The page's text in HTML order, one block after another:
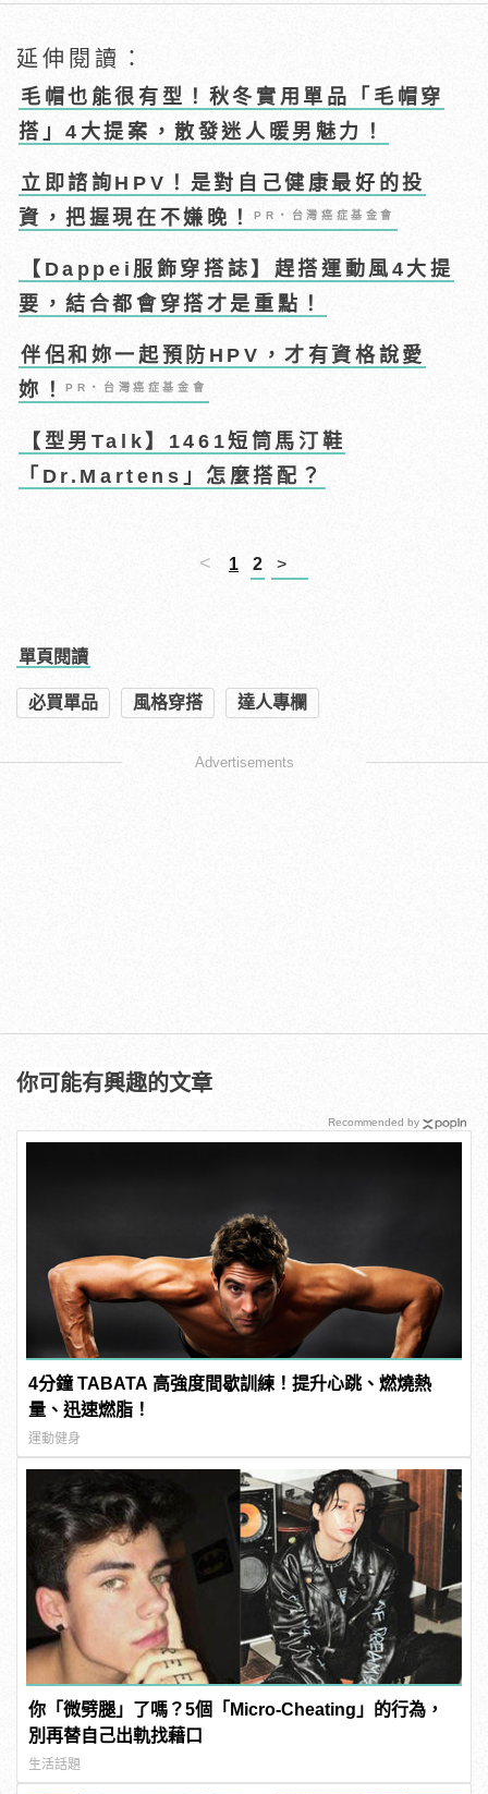
延伸閱讀：
毛帽也能很有型！秋冬實用單品「毛帽穿
搭」4大提案，散發迷人暖男魅力！
立即諮詢HPV！是對自己健康最好的投
資，把握現在不嫌晚！PR・台灣癌症基金會
【Dappei服飾穿搭誌】趕搭運動風4大提
要，結合都會穿搭才是重點！
伴侶和妳一起預防HPV，才有資格說愛
妳！PR・台灣癌症基金會
【型男Talk】1461短筒馬汀鞋
「Dr.Martens」怎麼搭配？
< 1 2 >
單頁閱讀
必買單品 風格穿搭 達人專欄
Advertisements
你可能有興趣的文章
4分鐘 TABATA 高強度間歇訓練！提升心跳、燃燒熱
量、迅速燃脂！
運動健身
你「微劈腿」了嗎？5個「Micro-Cheating」的行為，
別再替自己出軌找藉口
生活話題
Recommended by